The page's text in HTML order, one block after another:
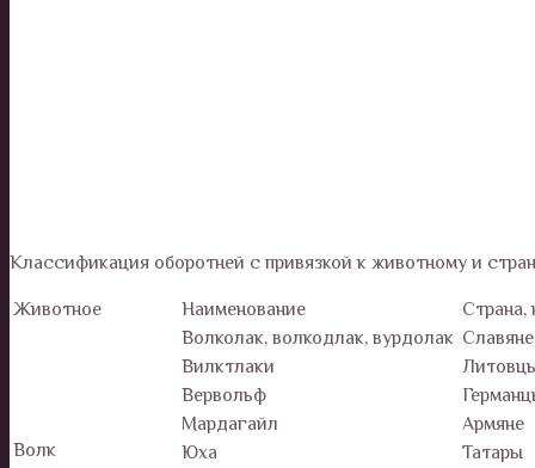
Классификация оборотней с привязкой к животному и
Животное Наименование Страна,
Волк
Волколак, волкодлак, вурдолак Славяне
Вилктлаки
Вервольф
Мардагайл
Армяне
Юха
Татары